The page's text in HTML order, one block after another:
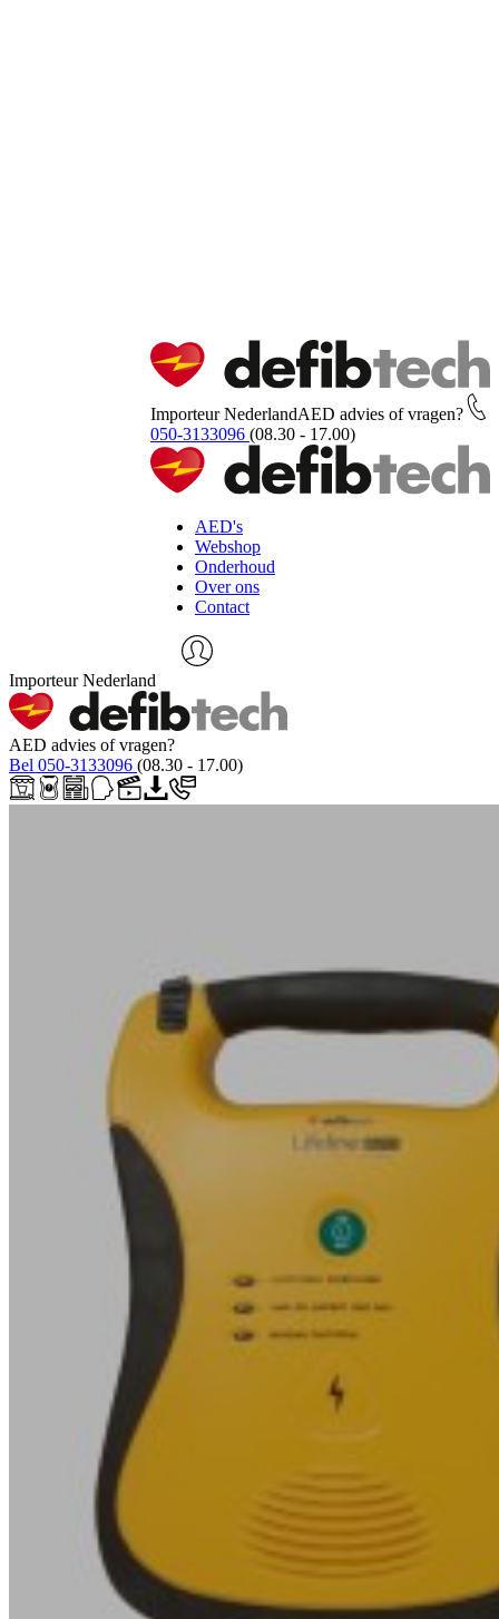
Importeur NederlandAED advies of vragen?
050-3133096 (08.30 - 17.00)
AED's
Webshop
Onderhoud
Over ons
Contact
Importeur Nederland
AED advies of vragen?
Bel 050-3133096 (08.30 - 17.00)